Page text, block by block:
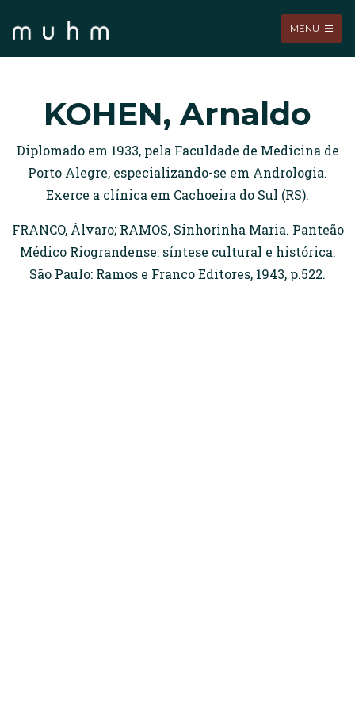
MENU
KOHEN, Arnaldo
Diplomado em 1933, pela Faculdade de Medicina de
Porto Alegre, especializando-se em Andrologia.
Exerce a clínica em Cachoeira do Sul (RS).
FRANCO, Álvaro; RAMOS, Sinhorinha Maria. Panteão
Médico Riograndense: síntese cultural e histórica.
São Paulo: Ramos e Franco Editores, 1943, p.522.